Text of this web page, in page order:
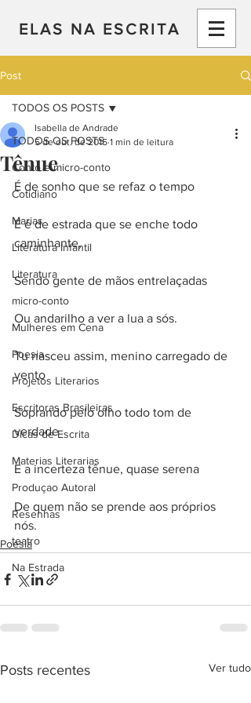
ELAS NA ESCRITA
Post
TODOS OS POSTS
Conto e micro-conto
Cotidiano
Marias
Literatura Infantil
Literatura
micro-conto
Mulheres em Cena
Poesia
Projetos Literarios
Escritoras Brasileiras
Dicas de Escrita
Materias Literarias
Produçao Autoral
Resenhas
teatro
Na Estrada
TODOS OS POSTS
Tênue
Isabella de Andrade
5 de out. de 2015 1 min de leitura
É de sonho que se refaz o tempo
E é de estrada que se enche todo
caminhante,
Sendo gente de mãos entrelaçadas
Ou andarilho a ver a lua a sós.
Tu nasceu assim, menino carregado de
vento
Soprando pelo olho todo tom de
verdade
E a incerteza tênue, quase serena
De quem não se prende aos próprios
nós.
Poesia
Posts recentes Ver tudo